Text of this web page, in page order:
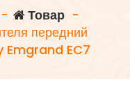
Товар-
передний
Emgrand EC7